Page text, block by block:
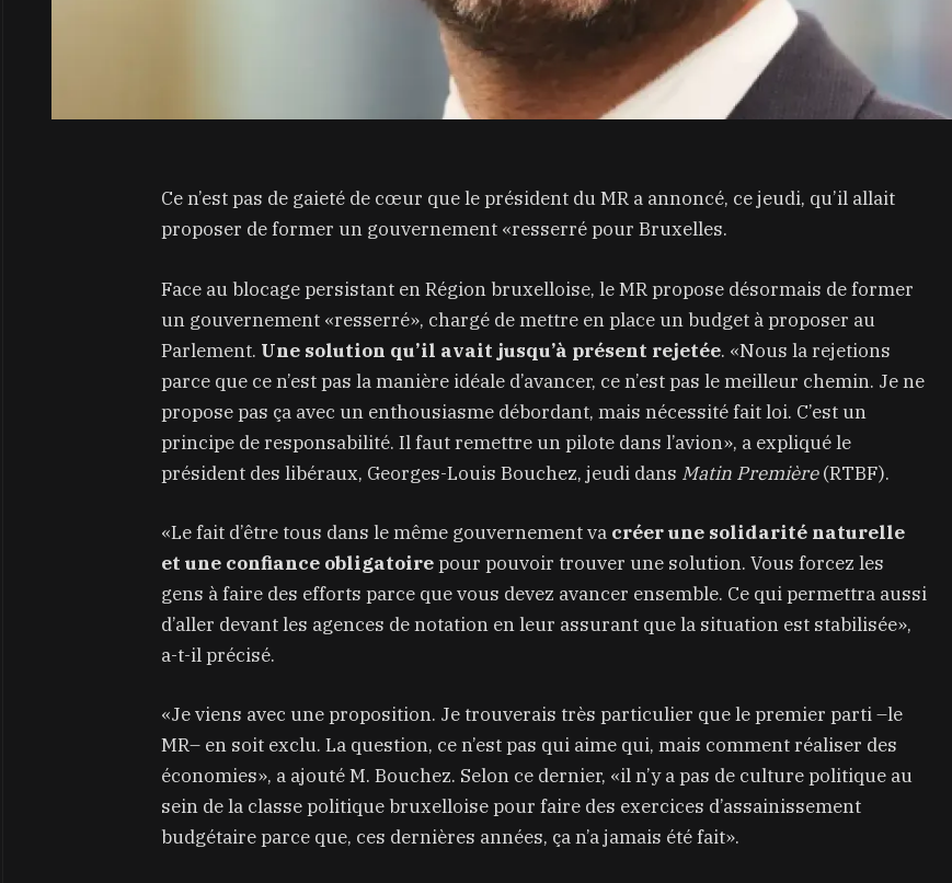
Ce n’est pas de gaieté de cœur que le président du MR a annoncé, ce jeudi, qu’il allait
proposer de former un gouvernement «resserré pour Bruxelles.
Face au blocage persistant en Région bruxelloise, le MR propose désormais de former
un gouvernement «resserré», chargé de mettre en place un budget à proposer au
Parlement. Une solution qu’il avait jusqu’à présent rejetée. «Nous la rejetions
parce que ce n’est pas la manière idéale d’avancer, ce n’est pas le meilleur chemin. Je ne
propose pas ça avec un enthousiasme débordant, mais nécessité fait loi. C’est un
principe de responsabilité. Il faut remettre un pilote dans l’avion», a expliqué le
président des libéraux, Georges-Louis Bouchez, jeudi dans Matin Première(RTBF).
«Le fait d’être tous dans le même gouvernement va créer une solidarité naturelle
et une confiance obligatoirepour pouvoir trouver une solution. Vous forcez les
gens à faire des efforts parce que vous devez avancer ensemble. Ce qui permettra aussi
d’aller devant les agences de notation en leur assurant que la situation est stabilisée»,
a-t-il précisé.
«Je viens avec une proposition. Je trouverais très particulier que le premier parti –le
MR– en soit exclu. La question, ce n’est pas qui aime qui, mais comment réaliser des
économies», a ajouté M. Bouchez. Selon ce dernier, «il n’y a pas de culture politique au
sein de la classe politique bruxelloise pour faire des exercices d’assainissement
budgétaire parce que, ces dernières années, ça n’a jamais été fait».